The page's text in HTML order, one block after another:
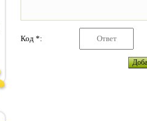
Код *: